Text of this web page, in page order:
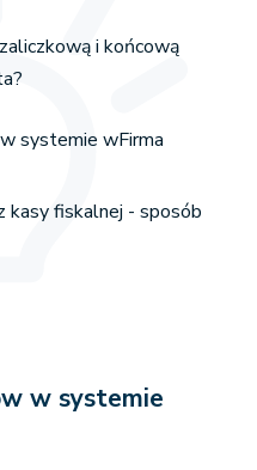
i końcową
systemie wFirma
kasy fiskalnej - sposób
w systemie